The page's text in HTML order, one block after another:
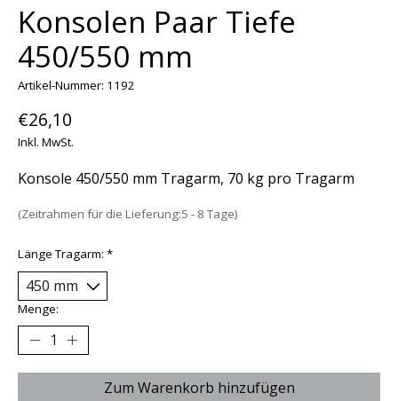
Konsolen Paar Tiefe
450/550 mm
Artikel-Nummer: 1192
€26,10
Inkl. MwSt.
Konsole 450/550 mm Tragarm, 70 kg pro Tragarm
(Zeitrahmen für die Lieferung:5 - 8 Tage)
Länge Tragarm: *
Menge:
Zum Warenkorb hinzufügen